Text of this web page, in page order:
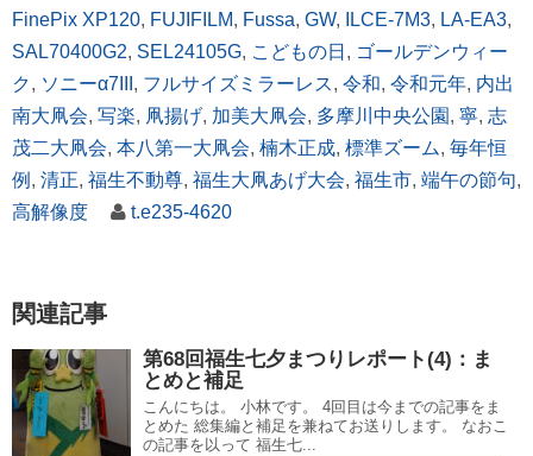
FinePix XP120, FUJIFILM, Fussa, GW, ILCE-7M3, LA-EA3,
SAL70400G2, SEL24105G, こどもの日 , ゴールデンウィー
ク, ソニーα7III , フルサイズミラーレス, 令和, 令和元年, 内出
南大凧会, 写楽, 凧揚げ, 加美大凧会, 多摩川中央公園 , 寧, 志
茂二大凧会, 本八第一大凧会, 楠木正成, 標準ズーム, 毎年恒
例 , 清正, 福生不動尊, 福生大凧あげ大会, 福生市, 端午の節句,
高解像度
t.e235-4620
関連記事
第68回福生七夕まつりレポート(4)：ま
とめと補足
こんにちは。 小林です。 4回目は今までの記事をま
とめた 総集編と補足を兼ねてお送りします。 なおこ
の記事を以って 福生七...